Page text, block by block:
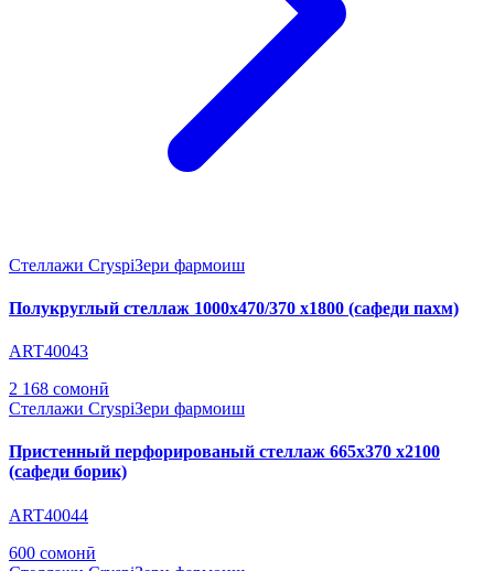
Стеллажи CryspiЗери фармоиш
Полукруглый стеллаж 1000х470/370 х1800 (сафеди пахм)
ART40043
2 168 сомонӣ
Стеллажи CryspiЗери фармоиш
Пристенный перфорированый стеллаж 665х370 х2100
(сафеди борик)
ART40044
600 сомонӣ